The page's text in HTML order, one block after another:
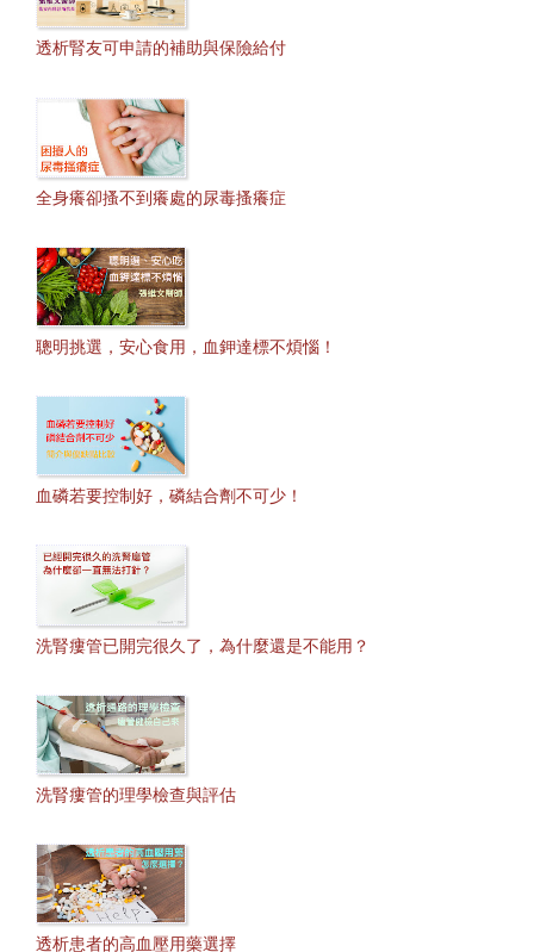
透析腎友可申請的補助與保險給付
全身癢卻搔不到癢處的尿毒搔癢症
聰明挑選，安心食用，血鉀達標不煩惱！
血磷若要控制好，磷結合劑不可少！
洗腎瘻管已開完很久了，為什麼還是不能用？
洗腎瘻管的理學檢查與評估
透析患者的高血壓用藥選擇